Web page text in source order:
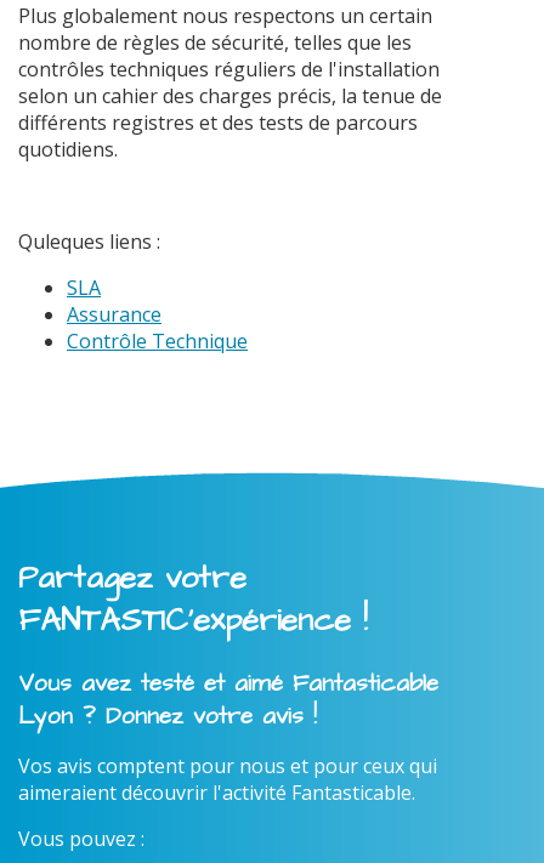
Plus globalement nous respectons un certain
nombre de règles de sécurité, telles que les
contrôles techniques réguliers de l'installation
selon un cahier des charges précis, la tenue de
différents registres et des tests de parcours
quotidiens.
Quleques liens :
SLA
Assurance
Contrôle Technique
Partagez votre
FANTASTIC'expérience !
Vous avez testé et aimé Fantasticable
Lyon ? Donnez votre avis !
Vos avis comptent pour nous et pour ceux qui
aimeraient découvrir l'activité Fantasticable.
Vous pouvez :